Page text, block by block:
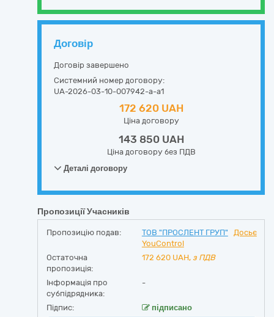
Договір
Договір завершено
Системний номер договору:
UA-2026-03-10-007942-a-a1
172 620 UAH
Ціна договору
143 850 UAH
Ціна договору без ПДВ
Деталі договору
Пропозиції Учасників
Пропозицію подав: ТОВ "ПРОСЛЕНТ ГРУП"
Досьє
YouControl
Остаточна
пропозиція:
172 620 UAH, з ПДВ
Інформація про
субпідрядника:
-
Підпис: підписано